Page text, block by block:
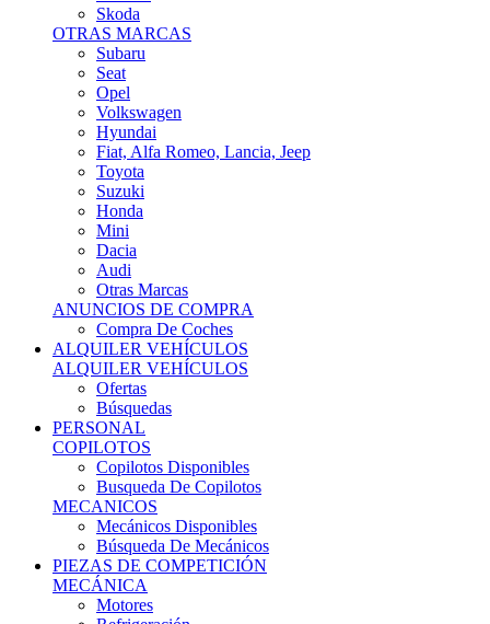
Skoda
OTRAS MARCAS
Subaru
Seat
Opel
Volkswagen
Hyundai
Fiat, Alfa Romeo, Lancia, Jeep
Toyota
Suzuki
Honda
Mini
Dacia
Audi
Otras Marcas
ANUNCIOS DE COMPRA
Compra De Coches
ALQUILER VEHÍCULOS
ALQUILER VEHÍCULOS
Ofertas
Búsquedas
PERSONAL
COPILOTOS
Copilotos Disponibles
Busqueda De Copilotos
MECANICOS
Mecánicos Disponibles
Búsqueda De Mecánicos
PIEZAS DE COMPETICIÓN
MECÁNICA
Motores